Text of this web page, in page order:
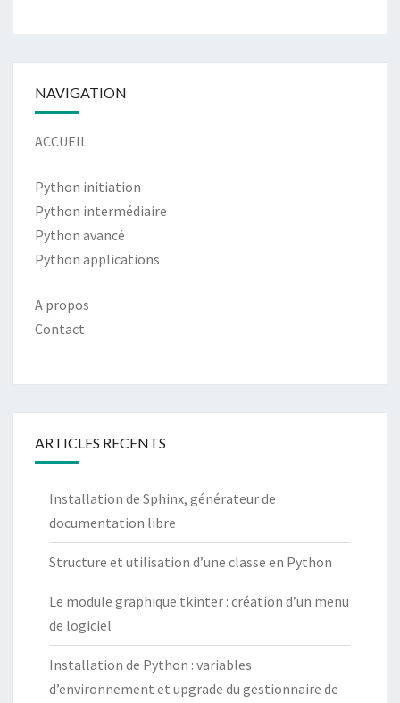
NAVIGATION
ACCUEIL
Python initiation
Python intermédiaire
Python avancé
Python applications
A propos
Contact
ARTICLES RECENTS
Installation de Sphinx, générateur de
documentation libre
Structure et utilisation d’une classe en Python
Le module graphique tkinter : création d’un menu
de logiciel
Installation de Python : variables
d’environnement et upgrade du gestionnaire de